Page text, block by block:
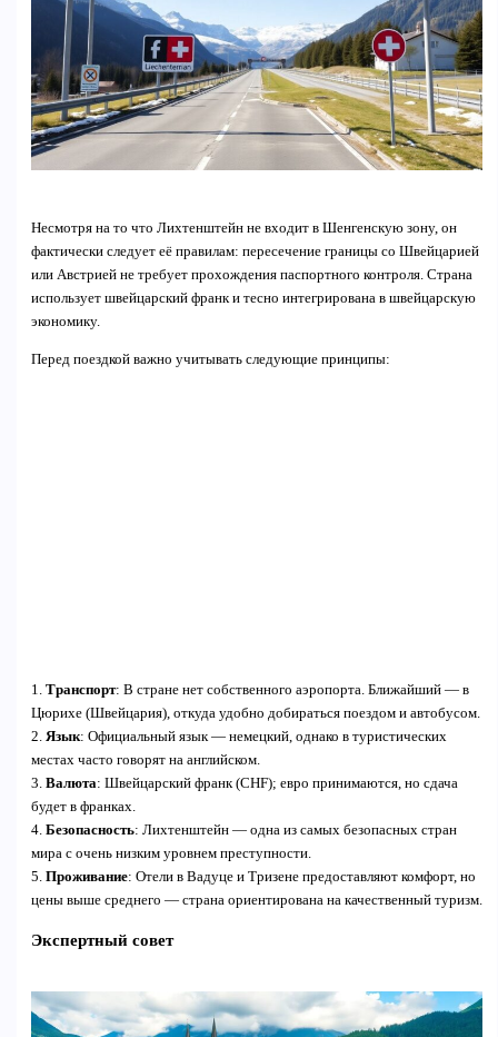
Несмотря на то что Лихтенштейн не входит в Шенгенскую зону, он
фактически следует её правилам: пересечение границы со Швейцарией
или Австрией не требует прохождения паспортного контроля. Страна
использует швейцарский франк и тесно интегрирована в швейцарскую
экономику.
Перед поездкой важно учитывать следующие принципы:
1. Транспорт: В стране нет собственного аэропорта. Ближайший — в
Цюрихе (Швейцария), откуда удобно добираться поездом и автобусом.
2. Язык: Официальный язык — немецкий, однако в туристических
местах часто говорят на английском.
3. Валюта: Швейцарский франк (CHF); евро принимаются, но сдача
будет в франках.
4. Безопасность: Лихтенштейн — одна из самых безопасных стран
мира с очень низким уровнем преступности.
5. Проживание: Отели в Вадуце и Тризене предоставляют комфорт, но
цены выше среднего — страна ориентирована на качественный туризм.
Экспертный совет